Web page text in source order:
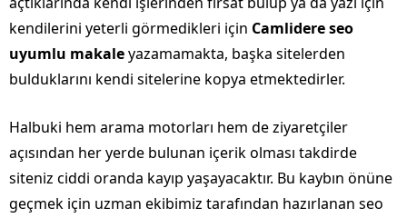
kendilerini yeterli görmedikleri için Camlidere seo
uyumlu makaleyazamamakta, başka sitelerden
bulduklarını kendi sitelerine kopya etmektedirler.
Halbuki hem arama motorları hem de ziyaretçiler
açısından her yerde bulunan içerik olması takdirde
siteniz ciddi oranda kayıp yaşayacaktır. Bu kaybın önüne
geçmek için uzman ekibimiz tarafından hazırlanan seo